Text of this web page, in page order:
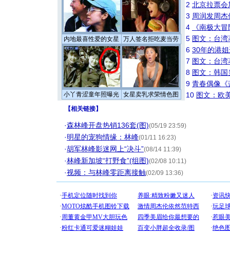
内地最喜性爱的女星 万人签名拒吃麦当劳
小丫青涩童年照曝光 女星卖乳求荣情色图
2 北京拉票
3 周润发周
4
《南极大
5 图文：台
6 30年的港
7 图文：台
8 图文：韩
9 青春偶像《
10 图文：欧
【相关链接】
·森林峰开盘热销136套(图)(05/19 23:59)
·明星的宠狗情缘：林峰(01/11 16:23)
·胡军林峰影迷网上“决斗”(08/14 11:39)
·林峰新加坡“打野食”(组图)(02/08 10:11)
·视频：与林峰零距离接触(02/09 13:36)